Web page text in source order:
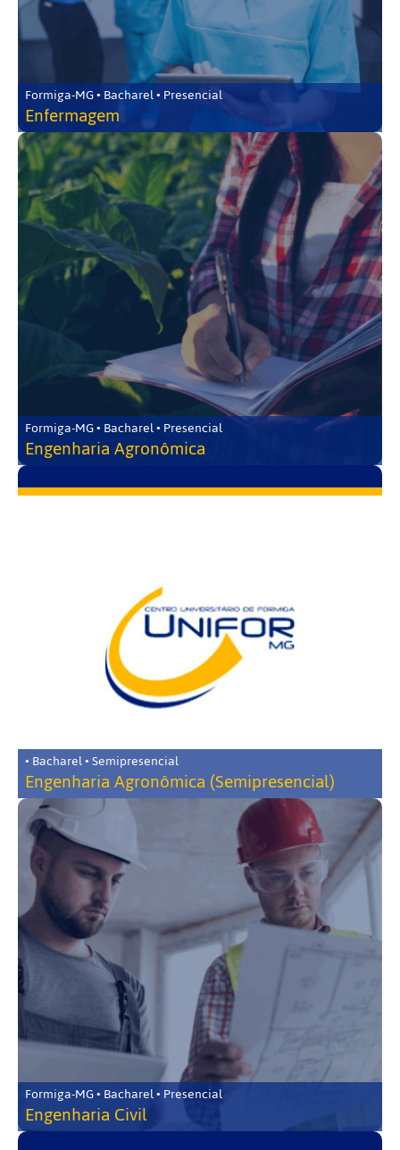
Formiga-MG • Bacharel • Presencial
Enfermagem
Formiga-MG • Bacharel • Presencial
Engenharia Agronômica
• Bacharel • Semipresencial
Engenharia Agronômica (Semipresencial)
Formiga-MG • Bacharel • Presencial
Engenharia Civil